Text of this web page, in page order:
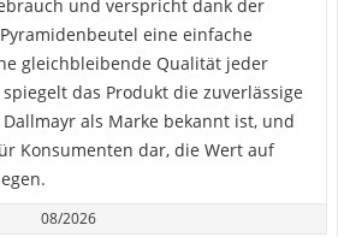
und verspricht dank der
eine einfache
gleichbleibende Qualität jeder
das Produkt die zuverlässige
als Marke bekannt ist, und
Konsumenten dar, die Wert auf
08/2026